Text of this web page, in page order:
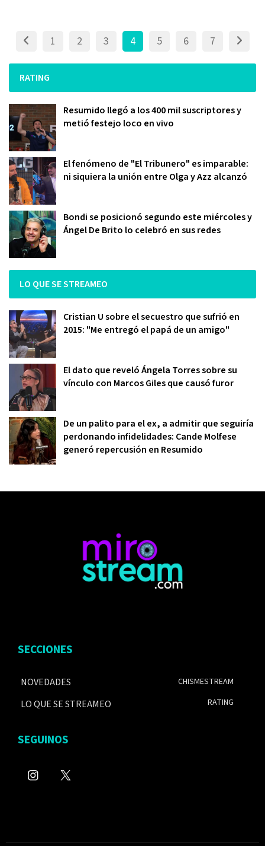
1 2 3 4 5 6 7
RATING
Resumido llegó a los 400 mil suscriptores y
metió festejo loco en vivo
El fenómeno de "El Tribunero" es imparable:
ni siquiera la unión entre Olga y Azz alcanzó
Bondi se posicionó segundo este miércoles y
Ángel De Brito lo celebró en sus redes
LO QUE SE STREAMEO
Cristian U sobre el secuestro que sufrió en
2015: "Me entregó el papá de un amigo"
El dato que reveló Ángela Torres sobre su
vínculo con Marcos Giles que causó furor
De un palito para el ex, a admitir que seguiría
perdonando infidelidades: Cande Molfese
generó repercusión en Resumido
SECCIONES
NOVEDADES
LO QUE SE STREAMEO
CHISMESTREAM
RATING
SEGUINOS